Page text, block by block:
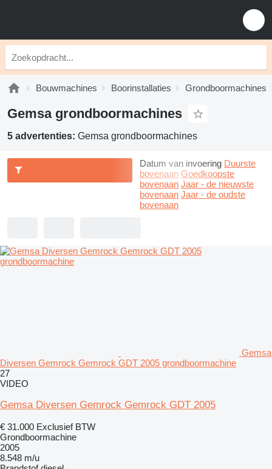
Bouwmachines Boorinstallaties Grondboormachines
Gemsa grondboormachines
5 advertenties: Gemsa grondboormachines
Datum van invoering Duurste
bovenaan Goedkoopste
bovenaan Jaar - de nieuwste
bovenaan Jaar - de oudste
bovenaan
Gemsa
Diversen Gemrock Gemrock GDT 2005 grondboormachine
27
VIDEO
Gemsa Diversen Gemrock Gemrock GDT 2005
€ 31.000 Exclusief BTW
Grondboormachine
2005
8.548 m/u